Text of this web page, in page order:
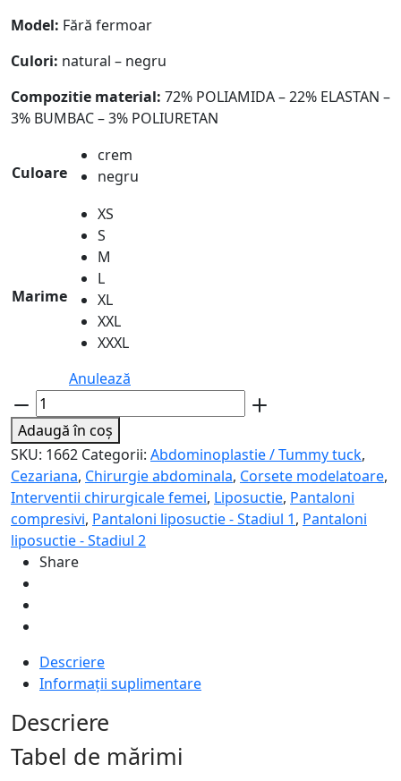
Model: Fără fermoar
Culori: natural – negru
Compozitie material: 72% POLIAMIDA – 22% ELASTAN –
3% BUMBAC – 3% POLIURETAN
Culoare
crem
negru
Marime
XS
S
M
L
XL
XXL
XXXL
Anulează
Cantitate
Corset
compresiv
post-
liposuctie
abdomen
si
spate
Adaugă în coș
SKU: 1662 Categorii: Abdominoplastie / Tummy tuck,
Cezariana, Chirurgie abdominala, Corsete modelatoare,
Interventii chirurgicale femei, Liposuctie, Pantaloni
compresivi, Pantaloni liposuctie - Stadiul 1, Pantaloni
liposuctie - Stadiul 2
Share
Descriere
Informații suplimentare
Descriere
Tabel de mărimi